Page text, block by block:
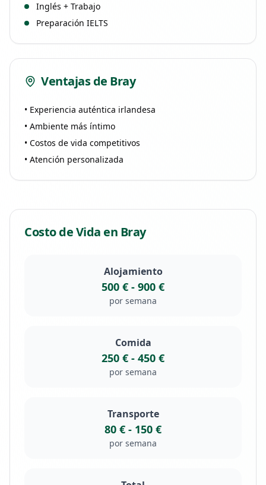
Inglés + Trabajo
Preparación IELTS
Ventajas de Bray
• Experiencia auténtica irlandesa
• Ambiente más íntimo
• Costos de vida competitivos
• Atención personalizada
Costo de Vida en Bray
Alojamiento
500 € - 900 €
por semana
Comida
250 € - 450 €
por semana
Transporte
80 € - 150 €
por semana